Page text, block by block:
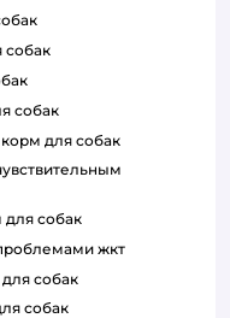
собак
собак
для собак
для собак
жкт
собак